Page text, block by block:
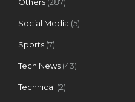
Social Media (5)
Sports (7)
Tech News (43)
Technical (2)